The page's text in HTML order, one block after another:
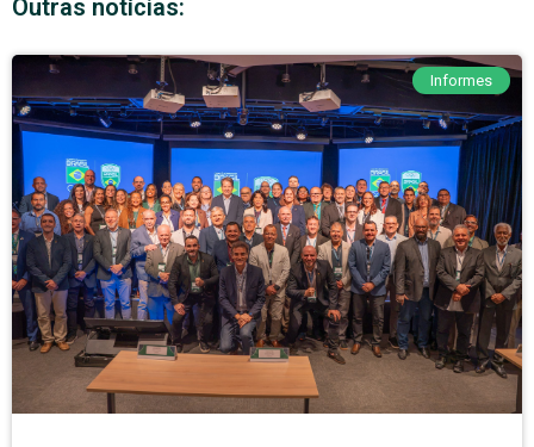
Outras notícias:
Informes